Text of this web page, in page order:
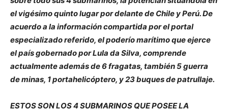
el vigésimo quinto lugar por delante de Chile y Perú. De
acuerdo a la información compartida por el portal
especializado referido, el poderío marítimo que ejerce
el país gobernado por Lula da Silva, comprende
actualmente además de 6 fragatas, también 5 guerra
de minas, 1 portahelicóptero, y 23 buques de patrullaje.
ESTOS SON LOS 4 SUBMARINOS QUE POSEE LA